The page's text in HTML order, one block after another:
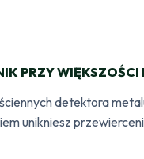
PRZY WIĘKSZOŚCI
detektora
unikniesz